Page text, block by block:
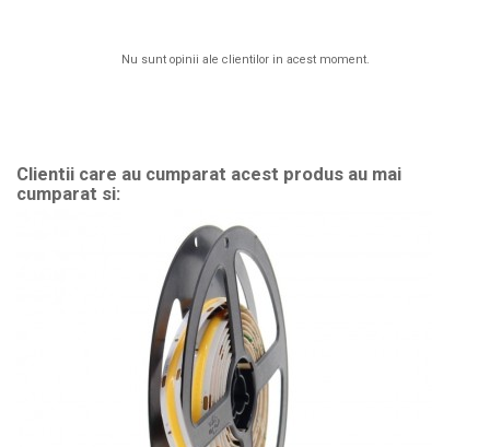
Nu sunt opinii ale clientilor in acest moment.
Clientii care au cumparat acest produs au mai
cumparat si: